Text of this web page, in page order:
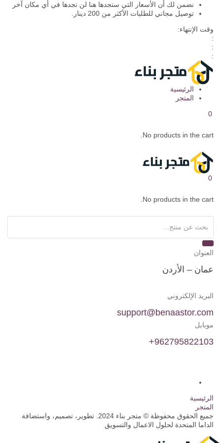
نضمن لك أن الأسعار التي ستجدها هنا لن تجدها في أي مكان آخر
توصيل مجاني للطلبات الأكثر من 200 دينار.
وقت الإنتهاء:
:
:
:
الرئيسية
المتجر
0
No products in the cart.
0
No products in the cart.
العنوان
عمان – الأردن
البريد الإلكتروني
support@benaastor.com
موبايل
962795822103+
الرئيسية
المتجر
جميع الحقوق محفوظة © متجر بناء 2024. تطوير، تصميم، واستضافة
الداما المتحدة لحلول الاعمال والتسويق